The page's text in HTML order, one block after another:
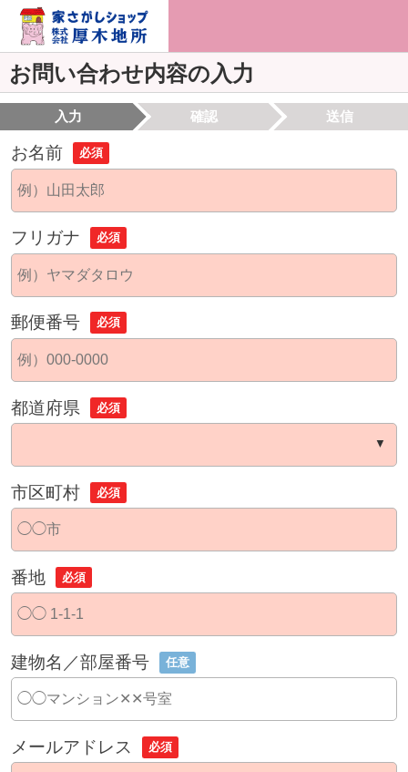
お問い合わせ内容の入力
入力 確認 送信
お名前 必須
フリガナ 必須
郵便番号 必須
都道府県 必須
市区町村 必須
番地 必須
建物名／部屋番号 任意
メールアドレス 必須